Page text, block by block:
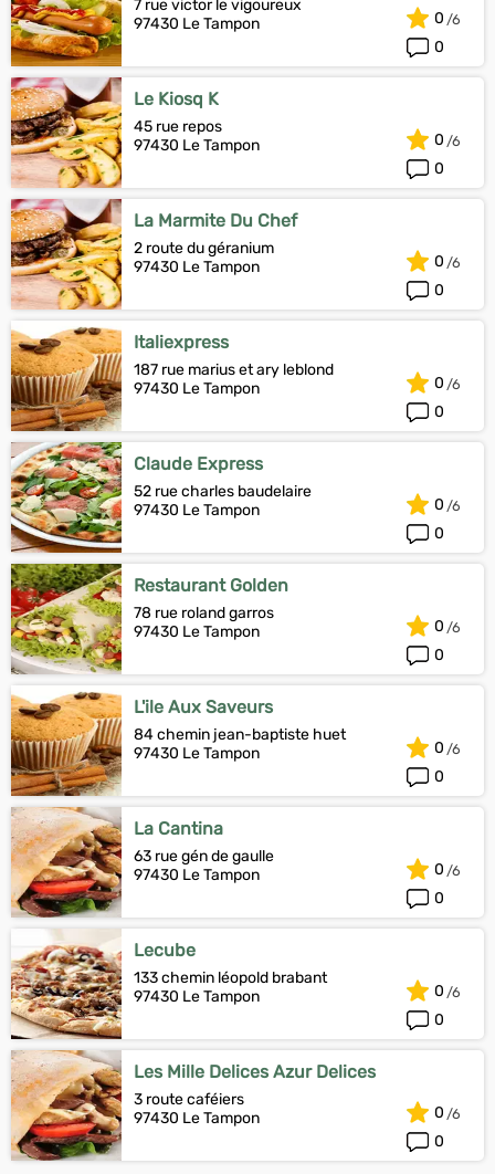
7 rue victor le vigoureux
97430 Le Tampon
0
0
Le Kiosq K
45 rue repos
97430 Le Tampon
0
0
La Marmite Du Chef
2 route du géranium
97430 Le Tampon
0
0
Italiexpress
187 rue marius et ary leblond
97430 Le Tampon
0
0
Claude Express
52 rue charles baudelaire
97430 Le Tampon
0
0
Restaurant Golden
78 rue roland garros
97430 Le Tampon
0
0
L'ile Aux Saveurs
84 chemin jean-baptiste huet
97430 Le Tampon
0
0
La Cantina
63 rue gén de gaulle
97430 Le Tampon
0
0
Lecube
133 chemin léopold brabant
97430 Le Tampon
0
0
Les Mille Delices Azur Delices
3 route caféiers
97430 Le Tampon
0
0